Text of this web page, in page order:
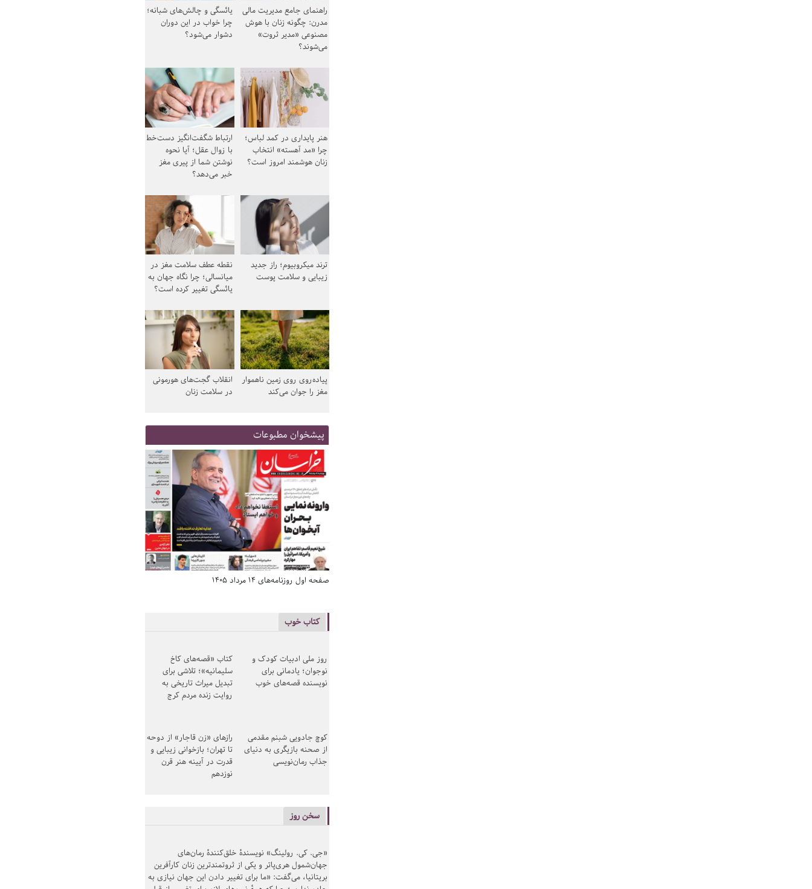
راهنمای جامع مدیریت مالی
مدرن: چگونه زنان با هوش
مصنوعی «مدیر ثروت»
می‌شوند؟
یائسگی و چالش‌های شبانه؛
چرا خواب در این دوران
دشوار می‌شود؟
هنر پایداری در کمد لباس؛
چرا «مد آهسته» انتخاب
زنان هوشمند امروز است؟
ارتباط شگفت‌انگیز دست‌خط
با زوال عقل؛ آیا نحوه
نوشتن شما از پیری مغز
خبر می‌دهد؟
ترند میکروبیوم؛ راز جدید
زیبایی و سلامت پوست
نقطه عطف سلامت مغز در
میانسالی؛ چرا نگاه جهان به
یائسگی تغییر کرده است؟
پیاده‌روی روی زمین ناهموار
مغز را جوان می‌کند
انقلاب گجت‌های هورمونی
در سلامت زنان
پیشخوان مطبوعات
صفحه اول روزنامه‌های 14 مرداد 1405
کتاب خوب
روز ملی ادبیات کودک و
نوجوان؛ یادمانی برای
نویسنده قصه‌های خوب
کتاب «قصه‌های کاخ
سلیمانیه»؛ تلاشی برای
تبدیل میراث تاریخی به
روایت زنده مردم کرج
کوچ جادویی شبنم مقدمی
از صحنه بازیگری به دنیای
جذاب رمان‌نویسی
رازهای «زن قاجار» از دوحه
تا تهران؛ بازخوانی زیبایی و
قدرت در آیینه هنر قرن
نوزدهم
سخن روز
«جی. کی. رولینگ» نویسندهٔ خلق‌کنندهٔ رمان‌های
جهان‌شمول هری‌پاتر و یکی از ثروتمندترین زنان کارآفرین
بریتانیا، می‌گفت: «ما برای تغییر دادن این جهان نیازی به